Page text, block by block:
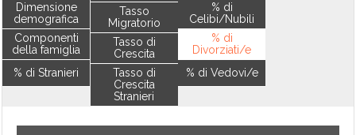
Dimensione
demografica
Componenti
della famiglia
% di Stranieri
Tasso
Migratorio
Tasso di
Crescita
Tasso di
Crescita
Stranieri
% di
Celibi/Nubili
% di
Divorziati/e
% di Vedovi/e